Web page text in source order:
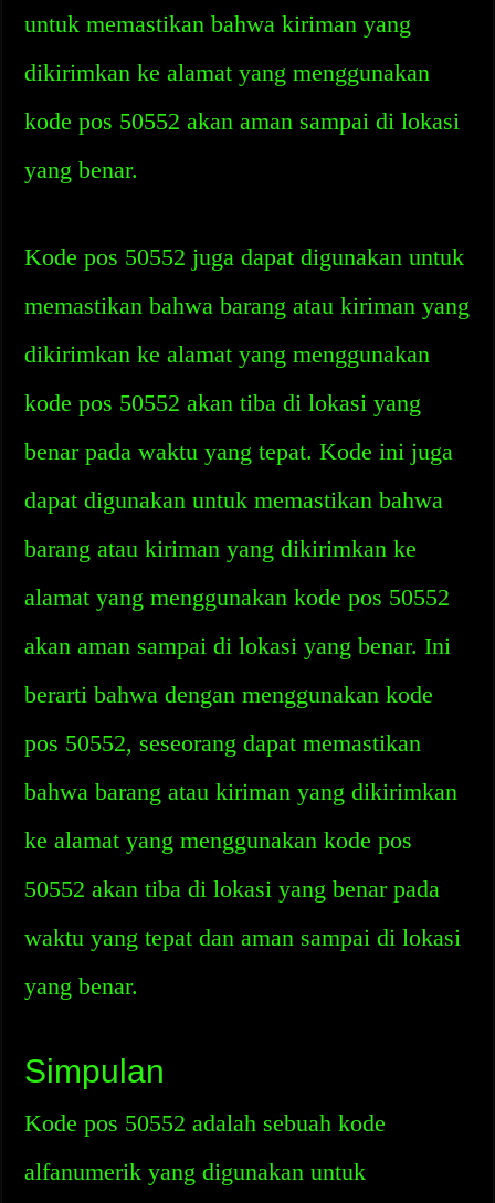
untuk memastikan bahwa kiriman yang
dikirimkan ke alamat yang menggunakan
kode pos 50552 akan aman sampai di lokasi
yang benar.
Kode pos 50552 juga dapat digunakan untuk
memastikan bahwa barang atau kiriman yang
dikirimkan ke alamat yang menggunakan
kode pos 50552 akan tiba di lokasi yang
benar pada waktu yang tepat. Kode ini juga
dapat digunakan untuk memastikan bahwa
barang atau kiriman yang dikirimkan ke
alamat yang menggunakan kode pos 50552
akan aman sampai di lokasi yang benar. Ini
berarti bahwa dengan menggunakan kode
pos 50552, seseorang dapat memastikan
bahwa barang atau kiriman yang dikirimkan
ke alamat yang menggunakan kode pos
50552 akan tiba di lokasi yang benar pada
waktu yang tepat dan aman sampai di lokasi
yang benar.
Simpulan
Kode pos 50552 adalah sebuah kode
alfanumerik yang digunakan untuk